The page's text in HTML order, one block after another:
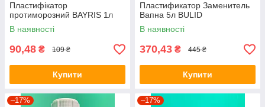
Пластифікатор
протиморозний BAYRIS 1л
В наявності
90,48 ₴ 109 ₴
Купити
Пластификатор Заменитель
Вапна 5л BULID
В наявності
370,43 ₴ 445 ₴
Купити
–17% –17%